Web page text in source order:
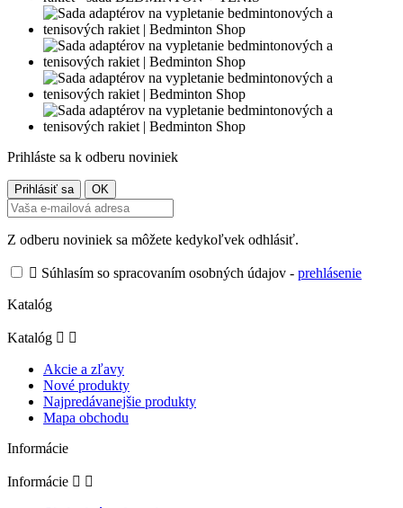
Prihláste sa k odberu noviniek
Z odberu noviniek sa môžete kedykoľvek odhlásiť.
 Súhlasím so spracovaním osobných údajov - prehlásenie
Katalóg
Katalóg  
Akcie a zľavy
Nové produkty
Najpredávanejšie produkty
Mapa obchodu
Informácie
Informácie  